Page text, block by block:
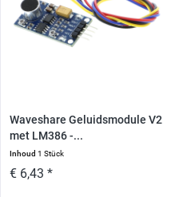
Waveshare Geluidsmodule V2
met LM386 -...
Inhoud1 Stück
€ 6,43 *